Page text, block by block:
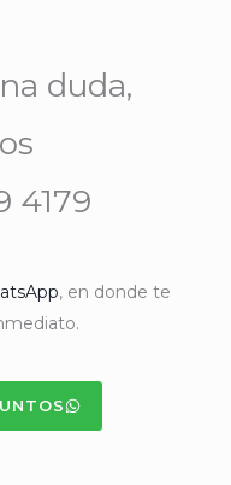
duda,
4179
, en donde te